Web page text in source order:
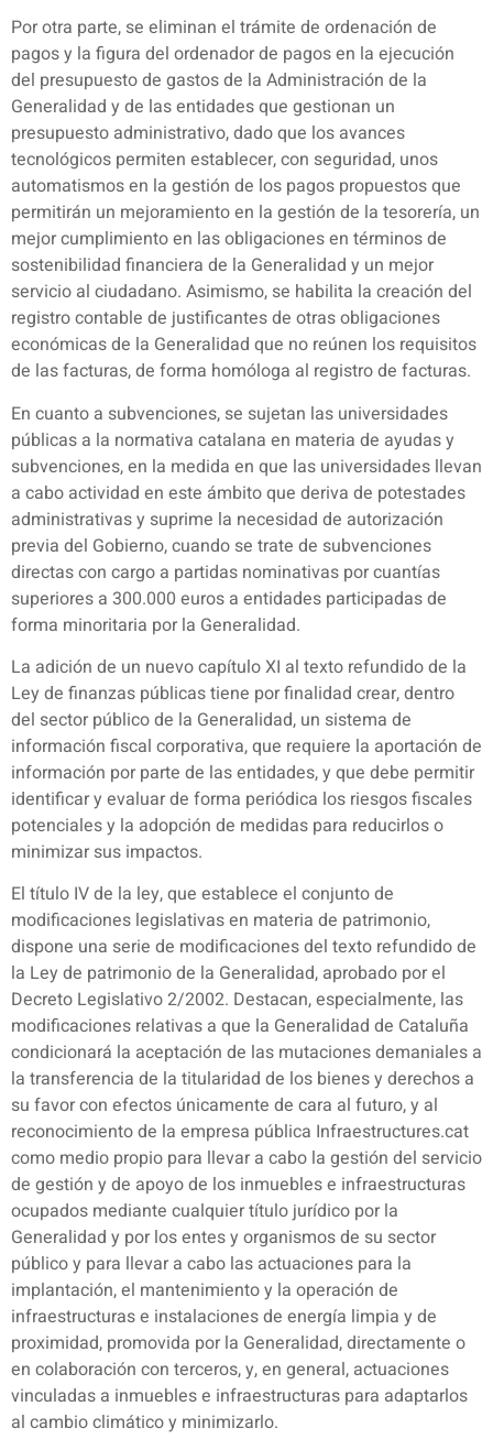
Por otra parte, se eliminan el trámite de ordenación de
pagos y la figura del ordenador de pagos en la ejecución
del presupuesto de gastos de la Administración de la
Generalidad y de las entidades que gestionan un
presupuesto administrativo, dado que los avances
tecnológicos permiten establecer, con seguridad, unos
automatismos en la gestión de los pagos propuestos que
permitirán un mejoramiento en la gestión de la tesorería, un
mejor cumplimiento en las obligaciones en términos de
sostenibilidad financiera de la Generalidad y un mejor
servicio al ciudadano. Asimismo, se habilita la creación del
registro contable de justificantes de otras obligaciones
económicas de la Generalidad que no reúnen los requisitos
de las facturas, de forma homóloga al registro de facturas.
En cuanto a subvenciones, se sujetan las universidades
públicas a la normativa catalana en materia de ayudas y
subvenciones, en la medida en que las universidades llevan
a cabo actividad en este ámbito que deriva de potestades
administrativas y suprime la necesidad de autorización
previa del Gobierno, cuando se trate de subvenciones
directas con cargo a partidas nominativas por cuantías
superiores a 300.000 euros a entidades participadas de
forma minoritaria por la Generalidad.
La adición de un nuevo capítulo XI al texto refundido de la
Ley de finanzas públicas tiene por finalidad crear, dentro
del sector público de la Generalidad, un sistema de
información fiscal corporativa, que requiere la aportación de
información por parte de las entidades, y que debe permitir
identificar y evaluar de forma periódica los riesgos fiscales
potenciales y la adopción de medidas para reducirlos o
minimizar sus impactos.
El título IV de la ley, que establece el conjunto de
modificaciones legislativas en materia de patrimonio,
dispone una serie de modificaciones del texto refundido de
la Ley de patrimonio de la Generalidad, aprobado por el
Decreto Legislativo 2/2002. Destacan, especialmente, las
modificaciones relativas a que la Generalidad de Cataluña
condicionará la aceptación de las mutaciones demaniales a
la transferencia de la titularidad de los bienes y derechos a
su favor con efectos únicamente de cara al futuro, y al
reconocimiento de la empresa pública Infraestructures.cat
como medio propio para llevar a cabo la gestión del servicio
de gestión y de apoyo de los inmuebles e infraestructuras
ocupados mediante cualquier título jurídico por la
Generalidad y por los entes y organismos de su sector
público y para llevar a cabo las actuaciones para la
implantación, el mantenimiento y la operación de
infraestructuras e instalaciones de energía limpia y de
proximidad, promovida por la Generalidad, directamente o
en colaboración con terceros, y, en general, actuaciones
vinculadas a inmuebles e infraestructuras para adaptarlos
al cambio climático y minimizarlo.